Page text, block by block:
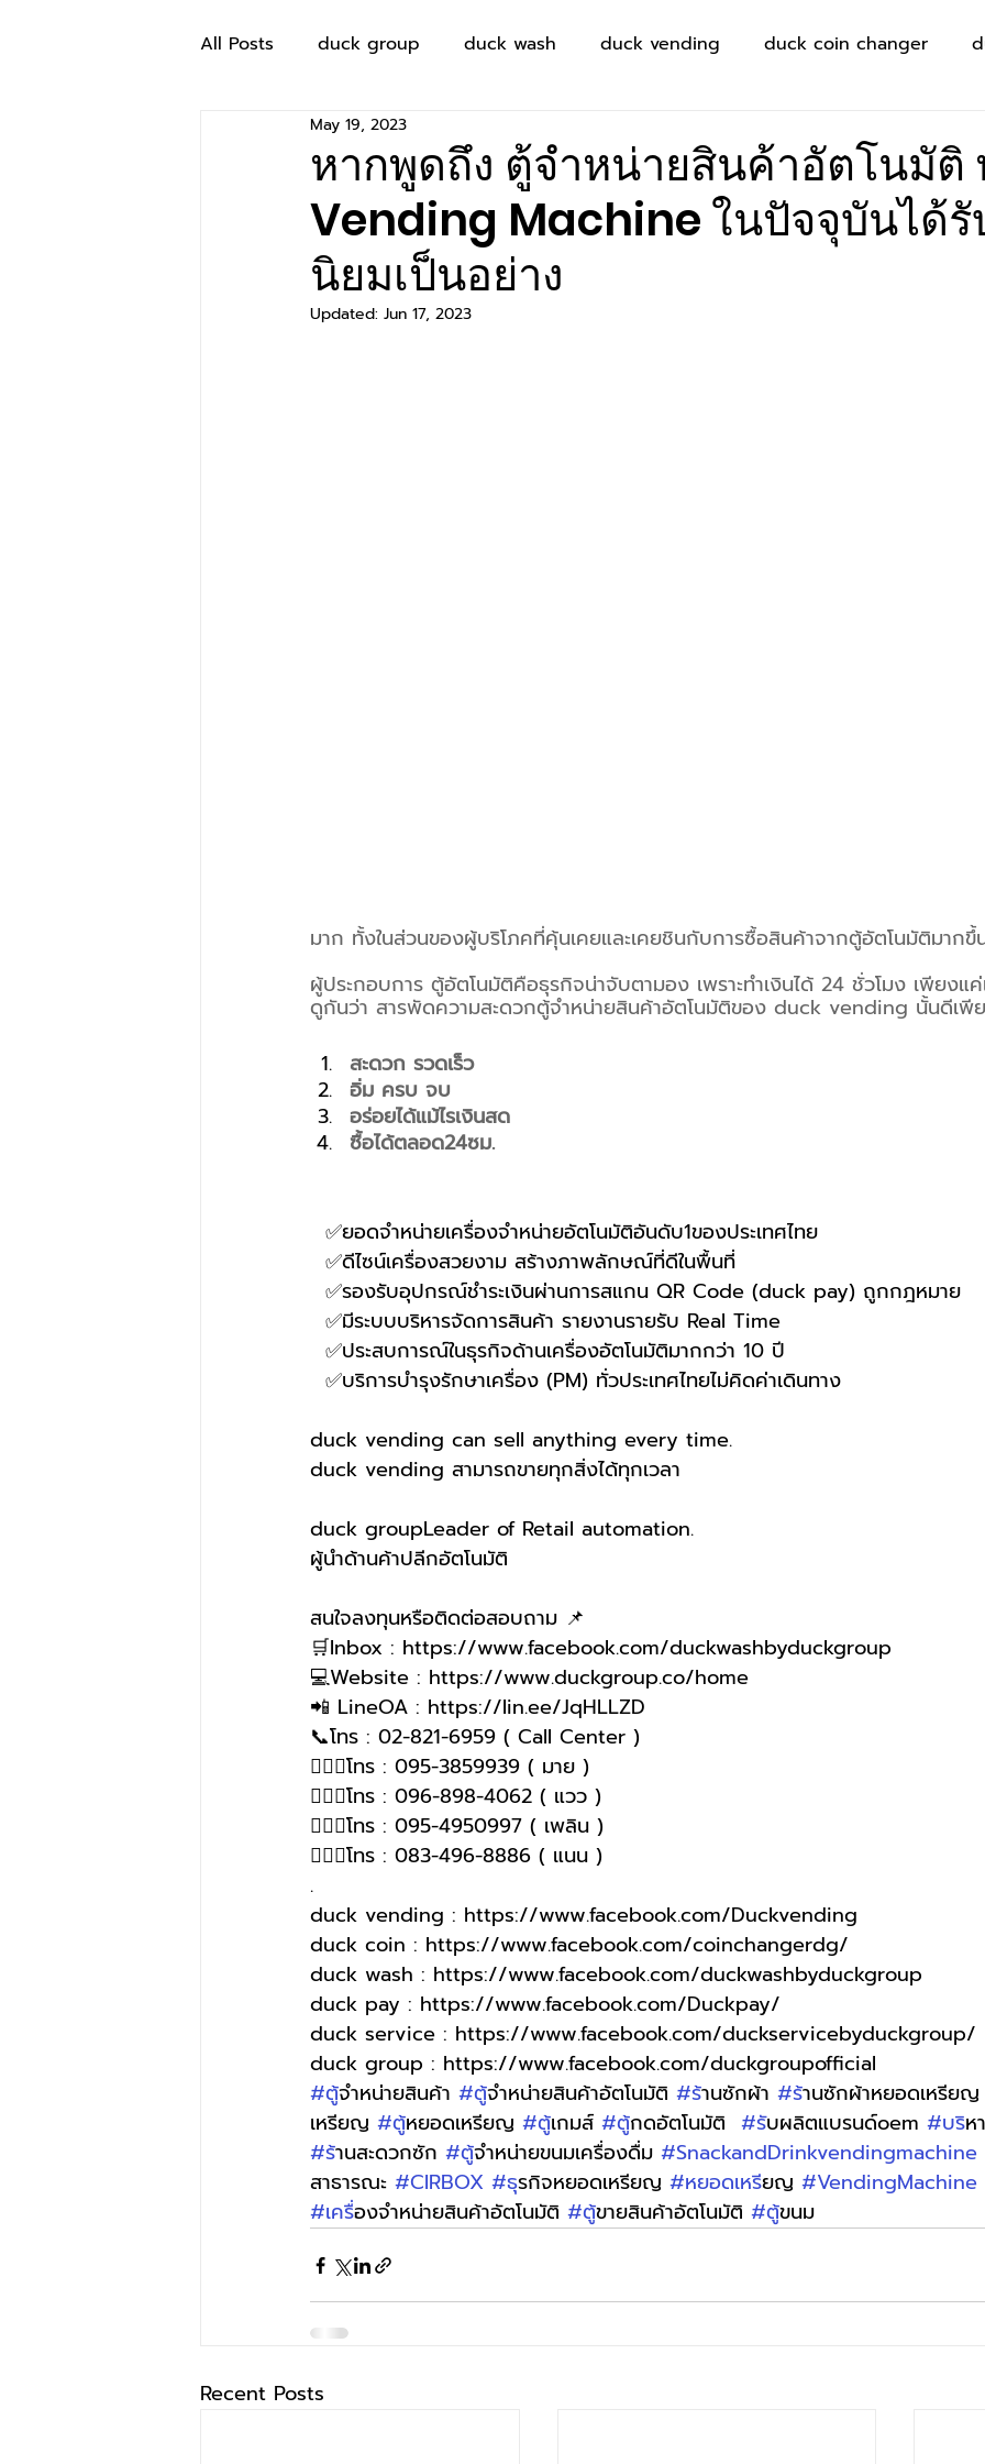
All Posts duck group duck wash duck vending duck coin changer
หากพูดถึง ตู้จำหน่ายสินค้าอัตโนมัติ
Vending Machine ในปัจจุบันได้
นิยมเป็นอย่าง
May 19, 2023
Updated: Jun 17, 2023
มาก ทั้งในส่วนของผู้บริโภคที่คุ้นเคยและเคยชินกับการซื้อสินค้าจากตู้อัตโนมัติมากขึ้
ผู้ประกอบการ ตู้อัตโนมัติคือธุรกิจน่าจับตามอง เพราะทำเงินได้ 24 ชั่วโมง เพียงแ
ดูกันว่า สารพัดความสะดวกตู้จำหน่ายสินค้าอัตโนมัติของ duck vending นั้นดีเพี
สะดวก รวดเร็ว
อิ่ม ครบ จบ
อร่อยได้แม้ไรเงินสด
ซื้อได้ตลอด24ซม.
  ✅ยอดจำหน่ายเครื่องจำหน่ายอัตโนมัติอันดับ1ของประเทศไทย
  ✅ดีไซน์เครื่องสวยงาม สร้างภาพลักษณ์ที่ดีในพื้นที่
  ✅รองรับอุปกรณ์ชำระเงินผ่านการสแกน QR Code (duck pay) ถูกกฎหมาย
  ✅มีระบบบริหารจัดการสินค้า รายงานรายรับ Real Time
  ✅ประสบการณ์ในธุรกิจด้านเครื่องอัตโนมัติมากกว่า 10 ปี
  ✅บริการบำรุงรักษาเครื่อง (PM) ทั่วประเทศไทยไม่คิดค่าเดินทาง
duck vending can sell anything every time.
duck vending สามารถขายทุกสิ่งได้ทุกเวลา
duck groupLeader of Retail automation.
ผู้นำด้านค้าปลีกอัตโนมัติ
สนใจลงทุนหรือติดต่อสอบถาม 📌
🛒Inbox : https://www.facebook.com/duckwashbyduckgroup
💻Website : https://www.duckgroup.co/home
📲 LineOA : https://lin.ee/JqHLLZD
📞โทร : 02-821-6959 ( Call Center )
🙋🏻‍♀️โทร : 095-3859939 ( มาย )
🙋🏻‍♀โทร : 096-898-4062 ( แวว )
🙋🏻‍♀โทร : 095-4950997 ( เพลิน )
🙋🏻‍♀️โทร : 083-496-8886 ( แนน )
.
duck vending : https://www.facebook.com/Duckvending
duck coin : https://www.facebook.com/coinchangerdg/
duck wash : https://www.facebook.com/duckwashbyduckgroup
duck pay : https://www.facebook.com/Duckpay/
duck service : https://www.facebook.com/duckservicebyduckgroup/
duck group : https://www.facebook.com/duckgroupofficial
#ตู้จำหน่ายสินค้า #ตู้จำหน่ายสินค้าอัตโนมัติ #ร้านซักผ้า #รานซักผ้าหยอดเหรีย
เหรียญ #ตู้หยอดเหรียญ #ตู้เกมส์ #ตู้กดอัตโนมัติ #รับผลิตแบรนด์oem #บรห
#ร้านสะดวกซัก #ตู้จำหน่ายขนมเครื่องดื่ม #SnackandDrinkvendingmachine
สาธารณะ #CIRBOX #ธุรกิจหยอดเหรียญ #หยอดเหรียญ #VendingMachine
#เครื่องจำหน่ายสินค้าอัตโนมัติ #ตู้ขายสินค้าอัตโนมัติ #ตู้ขนม
Recent Posts